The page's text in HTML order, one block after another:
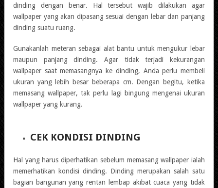
dinding dengan benar. Hal tersebut wajib dilakukan agar
wallpaper yang akan dipasang sesuai dengan lebar dan panjang
dinding suatu ruang.
Gunakanlah meteran sebagai alat bantu untuk mengukur lebar
maupun panjang dinding. Agar tidak terjadi kekurangan
wallpaper saat memasangnya ke dinding, Anda perlu membeli
ukuran yang lebih besar beberapa cm. Dengan begitu, ketika
memasang wallpaper, tak perlu lagi bingung mengenai ukuran
wallpaper yang kurang.
CEK KONDISI DINDING
Hal yang harus diperhatikan sebelum memasang wallpaper ialah
memerhatikan kondisi dinding. Dinding merupakan salah satu
bagian bangunan yang rentan lembap akibat cuaca yang tidak